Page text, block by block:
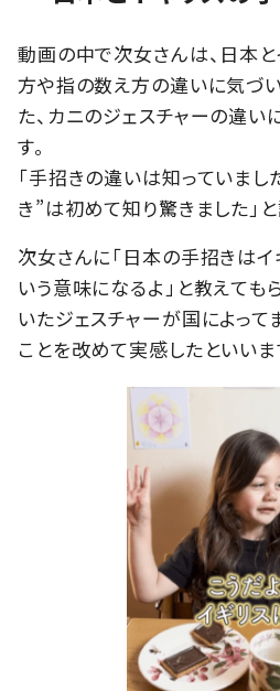
動画の中で次女さんは、日本
方や指の数え方の違いに気づ
た、カニのジェスチャーの違い
す。
「手招きの違いは知っていまし
き”は初めて知り驚きました」
次女さんに「日本の手招きは
いう意味になるよ」と教えても
いたジェスチャーが国によって
ことを改めて実感したといいま